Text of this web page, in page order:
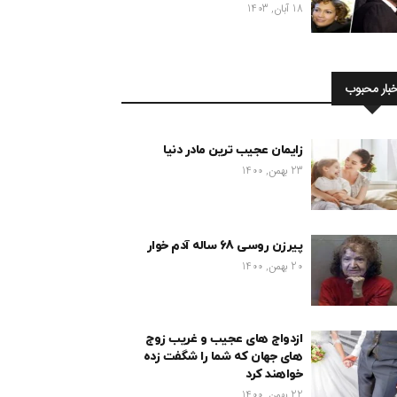
18 آبان, 1403
محبوب
زایمان عجیب ترین مادر دنیا
23 بهمن, 1400
پیرزن روسی 68 ساله آدم خوار
20 بهمن, 1400
ازدواج های عجیب و غریب زوج
های جهان که شما را شگفت زده
خواهند کرد